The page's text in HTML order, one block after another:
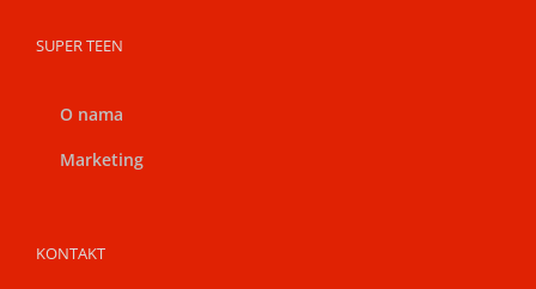
SUPER TEEN
O nama
Marketing
KONTAKT